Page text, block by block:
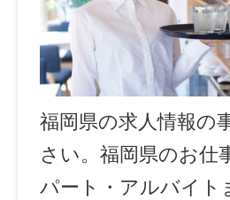
福岡県の求人情報の
さい。福岡県のお仕
パート・アルバイト